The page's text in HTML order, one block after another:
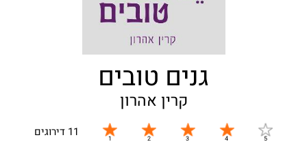
גנים טובים
קרין אהרון
11 דירוגים